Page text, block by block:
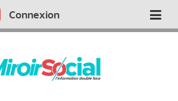
Connexion